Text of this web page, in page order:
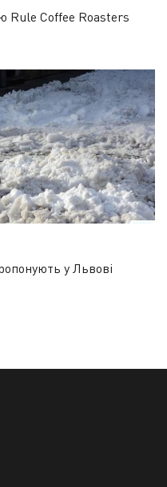
Rule Coffee Roasters
у Львові